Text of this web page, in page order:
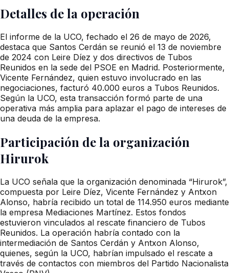
Detalles de la operación
El informe de la UCO, fechado el 26 de mayo de 2026,
destaca que Santos Cerdán se reunió el 13 de noviembre
de 2024 con Leire Díez y dos directivos de Tubos
Reunidos en la sede del PSOE en Madrid. Posteriormente,
Vicente Fernández, quien estuvo involucrado en las
negociaciones, facturó 40.000 euros a Tubos Reunidos.
Según la UCO, esta transacción formó parte de una
operativa más amplia para aplazar el pago de intereses de
una deuda de la empresa.
Participación de la organización
Hirurok
La UCO señala que la organización denominada “Hirurok”,
compuesta por Leire Díez, Vicente Fernández y Antxon
Alonso, habría recibido un total de 114.950 euros mediante
la empresa Mediaciones Martínez. Estos fondos
estuvieron vinculados al rescate financiero de Tubos
Reunidos. La operación habría contado con la
intermediación de Santos Cerdán y Antxon Alonso,
quienes, según la UCO, habrían impulsado el rescate a
través de contactos con miembros del Partido Nacionalista